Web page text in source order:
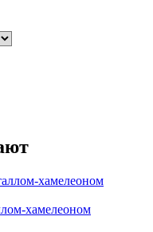
хамелеоном